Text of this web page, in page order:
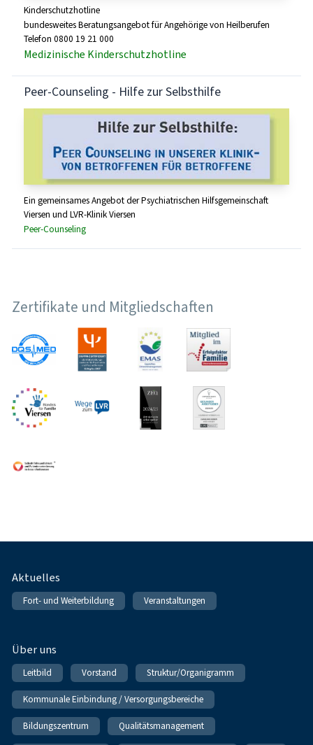
Kinderschutzhotline
bundesweites Beratungsangebot für Angehörige von Heilberufen
Telefon 0800 19 21 000
Medizinische Kinderschutzhotline
Peer-Counseling - Hilfe zur Selbsthilfe
Ein gemeinsames Angebot der Psychiatrischen Hilfsgemeinschaft
Viersen und LVR-Klinik Viersen
Peer-Counseling
Zertifikate und Mitgliedschaften
Fußnavigation
Aktuelles
Fort- und Weiterbildung Veranstaltungen
Über uns
Leitbild Vorstand Struktur/Organigramm
Kommunale Einbindung / Versorgungsbereiche
Bildungszentrum Qualitätsmanagement